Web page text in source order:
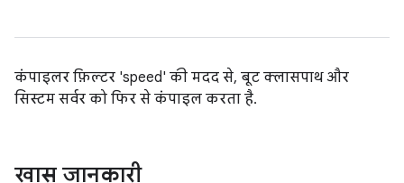
कंपाइलर फ़िल्टर 'speed' की मदद से, बूट क्लासपाथ और
सिस्टम सर्वर को फिर से कंपाइल करता है.
खास जानकारी